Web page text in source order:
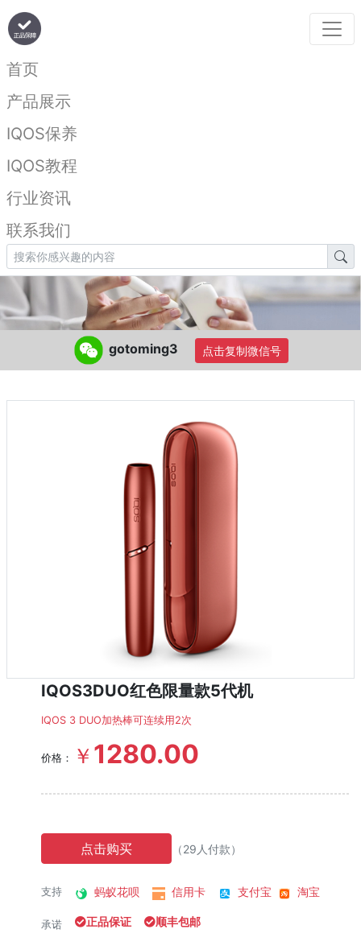
首页
产品展示
IQOS保养
IQOS教程
行业资讯
联系我们
IQOS3DUO红色限量款5代机
IQOS 3 DUO加热棒可连续用2次
价格： ￥ 1280.00
点击购买 （29人付款）
支持 蚂蚁花呗 信用卡 支付宝 淘宝
承诺 正品保证 顺丰包邮
gotoming3 点击复制微信号